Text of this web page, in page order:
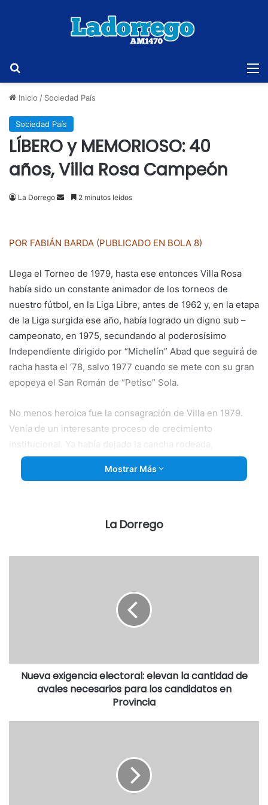
Inicio / Sociedad País
Sociedad País
LÍBERO y MEMORIOSO: 40
años, Villa Rosa Campeón
La Dorrego
Send2 minutos leídos
POR FABIÁN BARDA (PUBLICADO EN BOLA 8)
Llega el Torneo de 1979, hasta ese entonces Villa Rosa
había sido un constante animador de los torneos de
nuestro fútbol, en la Liga Libre, antes de 1962 y, en la etapa
de la Liga surgida ese año, había logrado un digno sub –
campeonato, en 1975, secundando al poderosísimo
Independiente dirigido por “Michelín” Abad que seguirá de
racha hasta el ‘78, salvo 1977 cuando se mete con su gran
epopeya el San Román de “Petiso” Sola.
No menos heroica fue la consagración de Villa en 1979.
Venía de un interesante proceso de crecimiento
institucional. Ya había dejado la cancha rodeada,
custodiada desde el cariño y la identificación por los
Barrios ATEPAM y PyM. Crecerá, se correrá unos metros
Murature”, después Gregorio Juárez. Olivares, estos, que
El triunfo en el torneo “Teté Saaby” no pudo haber llegado
en mejor momento, como premio a ese crecimiento como
ese plantel, surgidos enteramente en su cantera les
esperaba otro destino futbolístico.
Félix Camargo, Héctor Merlo y Carlos Flores pasarán al
competitivo Boca de Bariloche y “Carlitos” Palacios forjará
Ya se había ido Carlos Schenck a Pacífico, ya había pasado
Mostrar Más
La Dorrego
Nueva exigencia electoral: elevan la cantidad de
avales necesarios para los candidatos en
Provincia